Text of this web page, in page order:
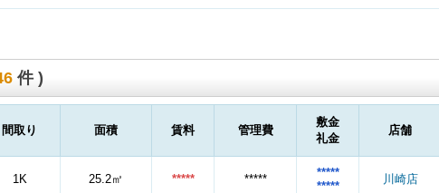
件 )
間取り 面積 賃料 管理費
敷金
礼金
店舗
1K 25.2㎡ ***** *****
*****
*****
川崎店